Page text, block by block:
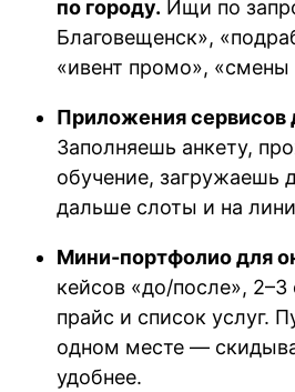
по городу. Ищи по
Благовещенск»,
«ивент промо»,
Приложения сервисов
Заполняешь анкету,
обучение, загружаешь
дальше слоты и на
Мини-портфолио для
кейсов «до/после», 2–3
прайс и список услуг.
одном месте —
удобнее.